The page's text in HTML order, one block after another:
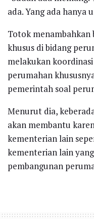
ada. Yang ada
Totok menambahkan
khusus di bidang
melakukan
perumahan
pemerintah soal
Menurut dia,
akan membantu
kementerian lain
kementerian lain
pembangunan